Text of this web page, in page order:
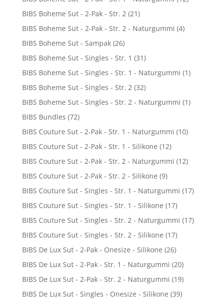
BIBS Boheme Sut - 2-Pak - Str. 2 (21)
BIBS Boheme Sut - 2-Pak - Str. 2 - Naturgummi (4)
BIBS Boheme Sut - Sampak (26)
BIBS Boheme Sut - Singles - Str. 1 (31)
BIBS Boheme Sut - Singles - Str. 1 - Naturgummi (1)
BIBS Boheme Sut - Singles - Str. 2 (32)
BIBS Boheme Sut - Singles - Str. 2 - Naturgummi (1)
BIBS Bundles (72)
BIBS Couture Sut - 2-Pak - Str. 1 - Naturgummi (10)
BIBS Couture Sut - 2-Pak - Str. 1 - Silikone (12)
BIBS Couture Sut - 2-Pak - Str. 2 - Naturgummi (12)
BIBS Couture Sut - 2-Pak - Str. 2 - Silikone (9)
BIBS Couture Sut - Singles - Str. 1 - Naturgummi (17)
BIBS Couture Sut - Singles - Str. 1 - Silikone (17)
BIBS Couture Sut - Singles - Str. 2 - Naturgummi (17)
BIBS Couture Sut - Singles - Str. 2 - Silikone (17)
BIBS De Lux Sut - 2-Pak - Onesize - Silikone (26)
BIBS De Lux Sut - 2-Pak - Str. 1 - Naturgummi (20)
BIBS De Lux Sut - 2-Pak - Str. 2 - Naturgummi (19)
BIBS De Lux Sut - Singles - Onesize - Silikone (39)